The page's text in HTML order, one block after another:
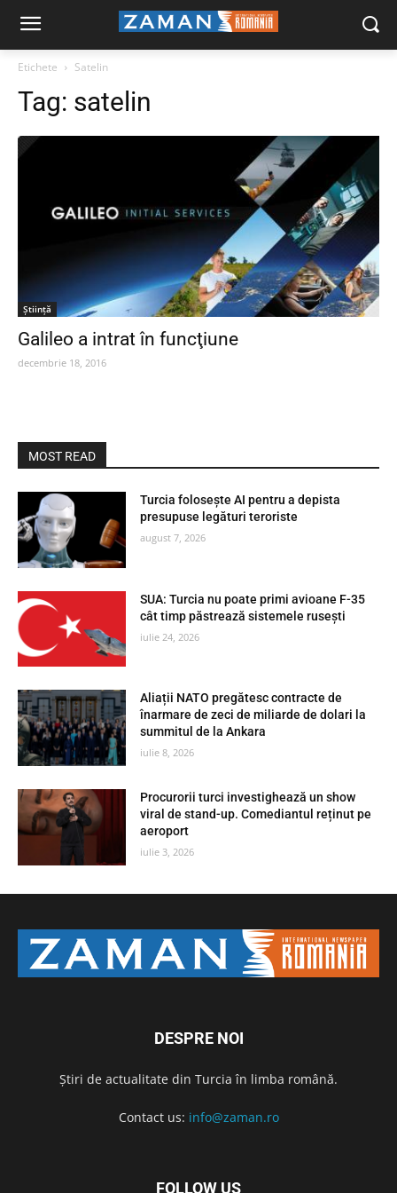
Etichete Satelin
Tag: satelin
Ştiinţă
Galileo a intrat în funcţiune
decembrie 18, 2016
MOST READ
Turcia folosește AI pentru a depista
presupuse legături teroriste
august 7, 2026
SUA: Turcia nu poate primi avioane F-35
cât timp păstrează sistemele rusești
iulie 24, 2026
Aliații NATO pregătesc contracte de
înarmare de zeci de miliarde de dolari la
summitul de la Ankara
iulie 8, 2026
Procurorii turci investighează un show
viral de stand-up. Comediantul reținut pe
aeroport
iulie 3, 2026
DESPRE NOI
Știri de actualitate din Turcia în limba română.
Contact us: info@zaman.ro
FOLLOW US